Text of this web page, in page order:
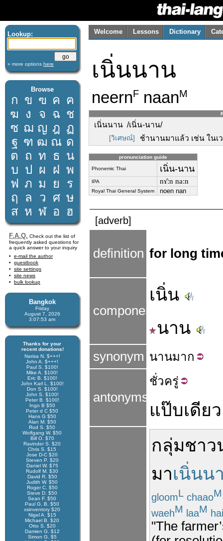
Lookup:
» more options here
Browse
ก ข ฃ ค ฅ
ฆ ง จ ฉ ช
ซ ฌ ญ ฎ ฏ
ฐ ฑ ฒ ณ ด
ต ถ ท ธ น
บ ป ผ ฝ พ
ฟ ภ ม ย
ร
ฤ
ล ว ศ ษ
ส ห ฬ อ ฮ
F.A.Q. Check out the list of
frequently asked questions for
a quick answer to your inquiry
e-mail the author
guestbook
site settings
site news
bulk lookup
Bangkok
Friday
August 7, 2026
3:07:54 am
Thanks for your
recent donations!
Narisa N. $+++!
John A. $+++!
Paul S. $100!
Mike A. $100!
Eric B. $100!
John Karl L. $100!
Don S. $100!
John S. $100!
Peter B. $100!
Ingo B $50
Peter d C $50
Hans G $50
Alan M. $50
Rod S. $50
Wolfgang W. $50
Bill O. $70
Ravinder S. $20
Chris S. $15
Jose D-C $20
Steven P. $20
Daniel W. $75
Rudolf M. $30
David R. $50
Judith W. $50
Roger C. $50
Steve D. $50
Sean F. $50
Paul G. B. $50
xsinventory $20
Nigel A. $15
Michael B. $20
Otto S. $20
Damien G. $12
Simon G. $5
Welcome Lessons Dictionary
เนิ่นนาน
neernF naanM
เนิ่นนาน /เนิ่น-นาน/
[วิเศษณ์] ช้านานมาแล้ว เช่น ในเ
pronunciation guide
Phonemic Thai เนิ่น-นาน
IPA nɤ̂ːn naːn
Royal Thai General System noen nan
[adverb]
definition for long
components
เนิ่น
นาน
synonym นานมาก
antonyms
ชั่วครู่
แป๊บเดียว
กลุ่มชาว
มาเนิ่นน
gloomL chaaoM
waehM laaM hai
"The